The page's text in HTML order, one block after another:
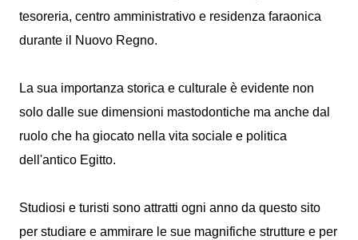
tesoreria, centro amministrativo e residenza faraonica
durante il Nuovo Regno.
La sua importanza storica e culturale è evidente non
solo dalle sue dimensioni mastodontiche ma anche dal
ruolo che ha giocato nella vita sociale e politica
dell'antico Egitto.
Studiosi e turisti sono attratti ogni anno da questo sito
per studiare e ammirare le sue magnifiche strutture e per